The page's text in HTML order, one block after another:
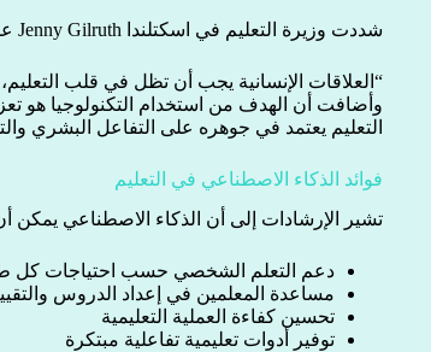
شددت وزيرة التعليم في اسكتلندا Jenny Gilruth على أن:
“العلاقات الإنسانية يجب أن تظل في قلب
وأضافت أن الهدف من استخدام التكنولوجيا هو
التعليم يعتمد في جوهره على التفاعل البشري
فوائد الذكاء الاصطناعي في التعليم
تشير الإرشادات إلى أن الذكاء الاصطناعي يمكن
دعم التعلم الشخصي حسب احتياجات كل
مساعدة المعلمين في إعداد الدروس
تحسين كفاءة العملية التعليمية
توفير أدوات تعليمية تفاعلية مبتكرة